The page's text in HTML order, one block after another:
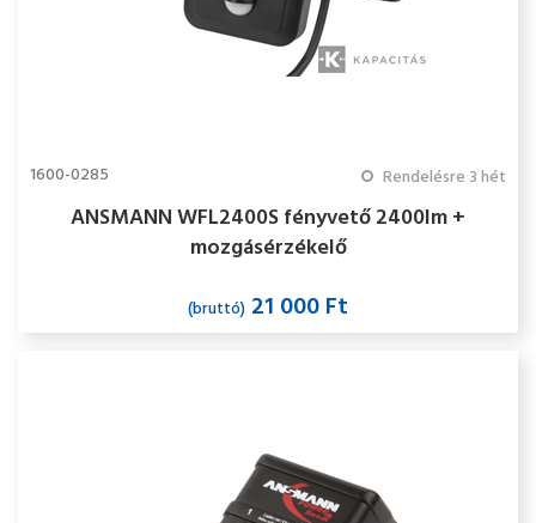
1600-0285 Rendelésre 3 hét
ANSMANN WFL2400S fényvető 2400lm +
mozgásérzékelő
(bruttó) 21 000 Ft